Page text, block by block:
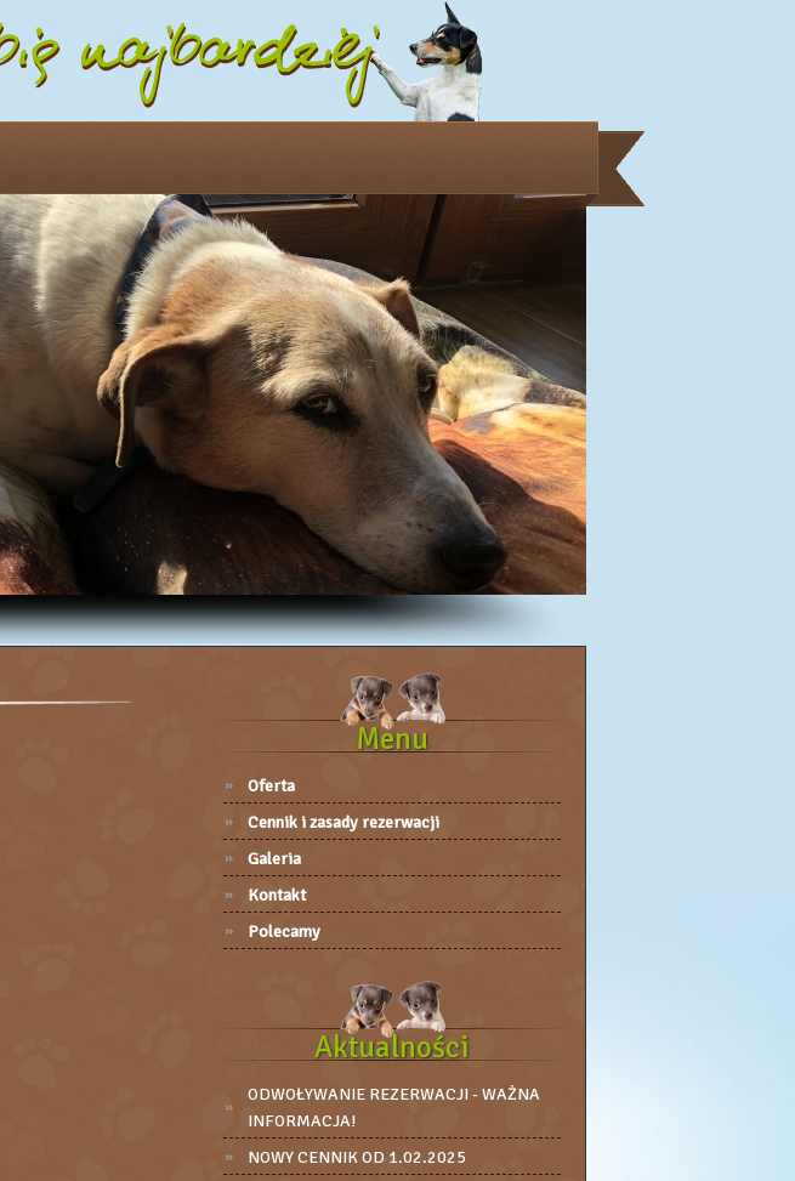
Menu
Oferta
Cennik i zasady rezerwacji
Galeria
Kontakt
Polecamy
Aktualności
ODWOŁYWANIE REZERWACJI - WAŻNA
INFORMACJA!
NOWY CENNIK OD 1.02.2025